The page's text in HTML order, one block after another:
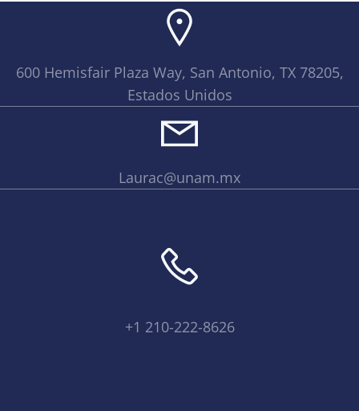
600 Hemisfair Plaza Way, San Antonio, TX 78205,
Estados Unidos
Laurac@unam.mx
+1 210-222-8626